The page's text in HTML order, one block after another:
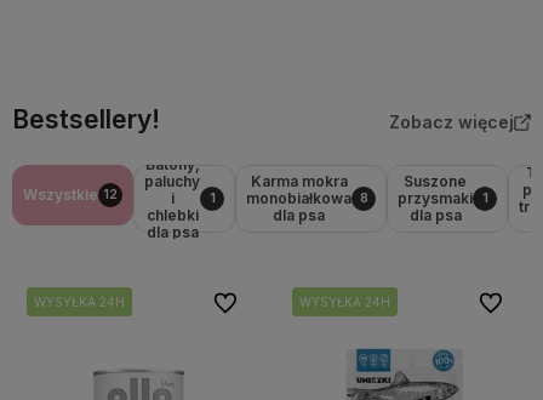
Bestsellery! Zobacz więcej
Wszystkie 12
Batony,
paluchy
i
chlebki
dla psa
1
Karma mokra
monobiałkowa
dla psa
8
Suszone
przysmaki
dla psa
1
WYSYŁKA 24H
WYSYŁKA 24H Do ulubionychWYSYŁKA 24H
WYSYŁKA 24H Do